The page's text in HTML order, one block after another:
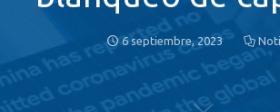
6 septiembre, 2023